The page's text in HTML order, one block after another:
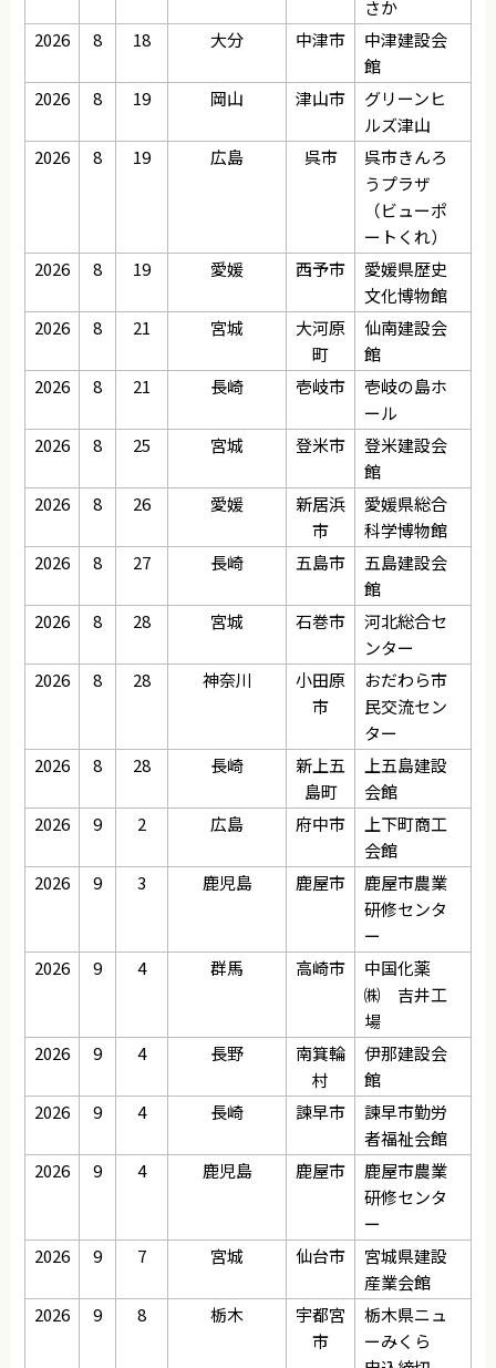
さか
2026
8 18 大分 中津市
中津建設会
館
2026
8 19 岡山 津山市
グリーンヒ
ルズ津山
2026
8 19 広島 呉市
呉市きんろ
うプラザ
（ビューポ
ートくれ）
2026
8 19 愛媛 西予市
愛媛県歴史
文化博物館
2026
8 21 宮城
大河原
町
仙南建設会
館
2026
8 21 長崎 壱岐市
壱岐の島ホ
ール
2026
8 25 宮城 登米市
登米建設会
館
2026
8 26 愛媛
新居浜
市
愛媛県総合
科学博物館
2026
8 27 長崎 五島市
五島建設会
館
2026
8 28 宮城 石巻市
河北総合セ
ンター
2026
8 28 神奈川
小田原
市
おだわら市
民交流セン
ター
2026
8 28 長崎
新上五
島町
上五島建設
会館
2026
9 2 広島 府中市
上下町商工
会館
2026
9 3 鹿児島 鹿屋市
鹿屋市農業
研修センタ
ー
2026
9 4 群馬 高崎市
中国化薬
㈱ 吉井工
場
2026
9 4 長野
南箕輪
村
伊那建設会
館
2026
9 4 長崎 諫早市
諫早市勤労
者福祉会館
2026
9 4 鹿児島 鹿屋市
鹿屋市農業
研修センタ
ー
2026
9 7 宮城 仙台市
宮城県建設
産業会館
2026
9 8 栃木
宇都宮
市
栃木県ニュ
ーみくら